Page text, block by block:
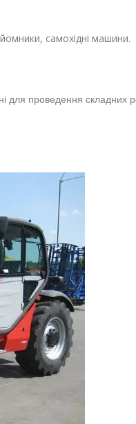
самохідні машини.
для проведення складних